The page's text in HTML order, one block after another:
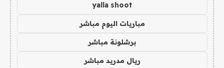
yalla shoot
مباريات اليوم مباشر
برشلونة مباشر
ريال مدريد مباشر